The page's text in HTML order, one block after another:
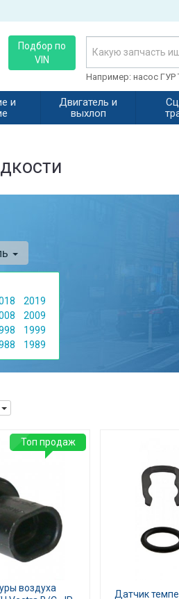
Подбор по
VIN
Например: насос ГУР
и
Двигатель и
выхлоп
2019
2009
1999
1989
воздуха
Топ продаж
Датчик